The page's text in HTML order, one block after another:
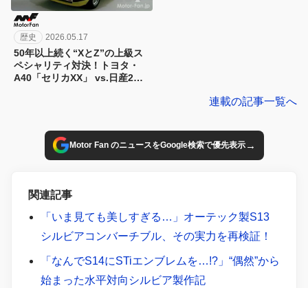
歴史 2026.05.17
50年以上続く“XとZ”の上級ス
ペシャリティ対決！トヨタ・
A40「セリカXX」 vs.日産2代
連載の記事一覧へ
Motor Fan のニュースをGoogle検索で優先表示→
関連記事
「いま見ても美しすぎる…」オーテック製S13
シルビアコンバーチブル、その実力を再検証！
「なんでS14にSTiエンブレムを…!?」“偶然”から
始まった水平対向シルビア製作記